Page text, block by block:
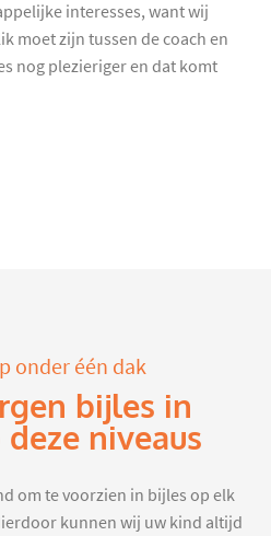
interesses, want wij
moet zijn tussen de coach en
nog plezieriger en dat komt
onder één dak
bijles in
niveaus
om te voorzien in bijles op elk
kunnen wij uw kind altijd